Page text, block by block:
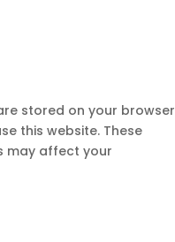
stored on your browser
this website. These
may affect your